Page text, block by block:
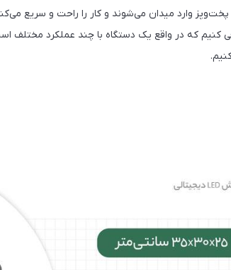
پخت‌وپز وارد میدان می‌شوند و کار را راحت و سریع